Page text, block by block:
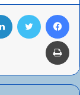
فيسبوك تويتر
طباعة